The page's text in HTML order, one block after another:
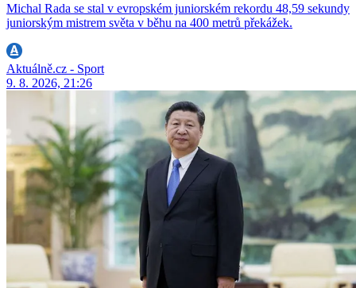
Michal Rada se stal v evropském juniorském rekordu 48,59 sekundy
juniorským mistrem světa v běhu na 400 metrů překážek.
Aktuálně.cz - Sport
9. 8. 2026, 21:26